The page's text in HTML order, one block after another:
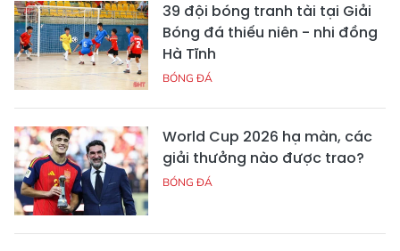
39 đội bóng tranh tài tại Giải
Bóng đá thiếu niên - nhi đồng
Hà Tĩnh
BÓNG ĐÁ
World Cup 2026 hạ màn, các
giải thưởng nào được trao?
BÓNG ĐÁ